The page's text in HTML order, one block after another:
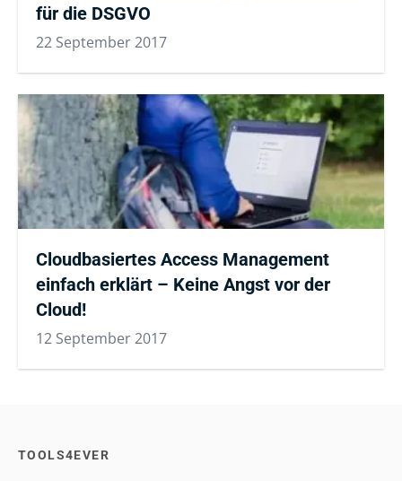
für die DSGVO
22 September 2017
Cloudbasiertes Access Management
einfach erklärt – Keine Angst vor der
Cloud!
12 September 2017
TOOLS4EVER